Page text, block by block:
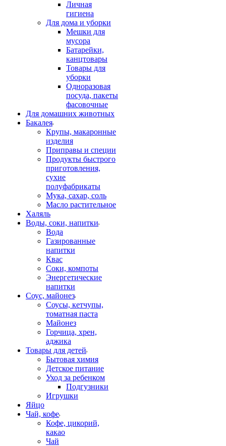
Личная
гигиена
Для дома и уборки
Мешки для
мусора
Батарейки,
канцтовары
Товары для
уборки
Одноразовая
посуда, пакеты
фасовочные
Для домашних животных
Бакалея
Крупы, макаронные
изделия
Приправы и специи
Продукты быстрого
приготовления,
сухие
полуфабрикаты
Мука, сахар, соль
Масло растительное
Халяль
Воды, соки, напитки
Вода
Газированные
напитки
Квас
Соки, компоты
Энергетические
напитки
Соус, майонез
Соусы, кетчупы,
томатная паста
Майонез
Горчица, хрен,
аджика
Товары для детей
Бытовая химия
Детское питание
Уход за ребенком
Подгузники
Игрушки
Яйцо
Чай, кофе
Кофе, цикорий,
какао
Чай